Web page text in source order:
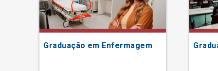
Graduação em Enfermagem